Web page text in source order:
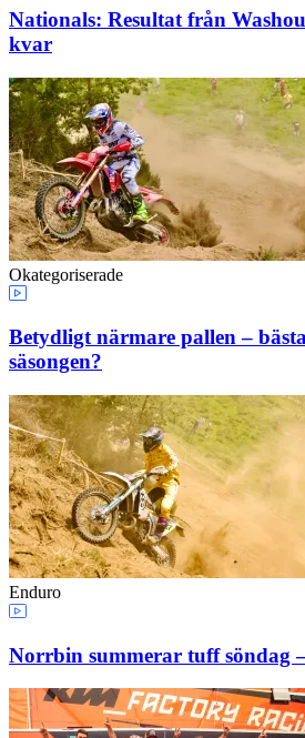
Nationals: Resultat från
kvar
Okategoriserade
Betydligt närmare pallen –
säsongen?
Enduro
Norrbin summerar tuff söndag